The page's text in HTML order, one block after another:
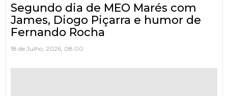
Segundo dia de MEO Marés com
James, Diogo Piçarra e humor de
Fernando Rocha
18 de Julho, 2026, 08:00